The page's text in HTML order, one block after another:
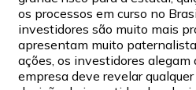
os processos em curso no
investidores são muito mais
apresentam muito
ações, os investidores alegam
empresa deve revelar